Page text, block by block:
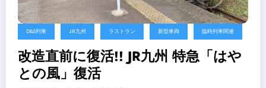
D&S列車 JR九州 ラストラン 新型車両 臨時列車関連
改造直前に復活!! JR九州 特急「はや
との風」復活